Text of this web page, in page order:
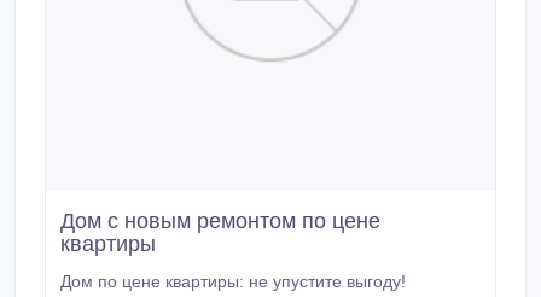
Дом с новым ремонтом по цене
квартиры
Дом по цене квартиры: не упустите выгоду!